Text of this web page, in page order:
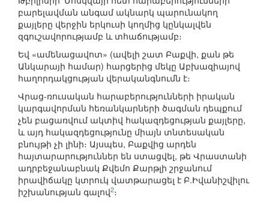
բարելավման անգամ ակնարկ պարունակող
քայլերը վերջին երկուսի կողմից կընկալվեն
զգուշավորությամբ և տհաճությամբ։
Եվ «ամենացավոտ» (ավելի շատ Բաքվի, քան թե
Անկարայի համար) հարցերից մեկը Աբխազիայով
հաղորդակցության վերականգնումն է։
Վրաց-ռուսական հարաբերությունների իրական
կարգավորման հեռանկարների ծագման դեպքում
չեն բացառվում ակտիվ հակազդեցության քայլերը,
և այդ հակազդեցությունը միայն տնտեսական
բնույթի չի լինի։ Այսպես, Բաքվից արդեն
հայտարարություններ են ստացվել, թե Վրաստանի
ադրբեջանաբնակ Քվեմո Քարթլի շրջանում
իրավիճակը կտրուկ վատթարացել է Բ.Իվանիշվիլու
իշխանության գալով2։